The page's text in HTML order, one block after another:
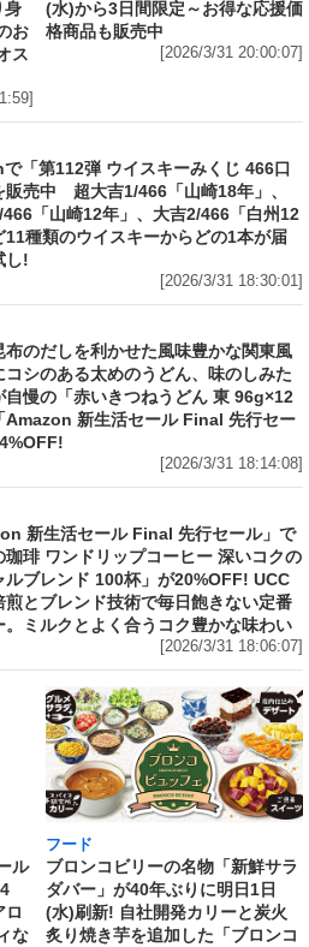
身
お
ス
(水)から3日間限定～お得な応援価
格商品も販売中
[2026/3/31 20:00:07]
「第112弾 ウイスキーみくじ 466口
販売中 超大吉1/466「山崎18年」、
466「山崎12年」、大吉2/466「白州12
11種類のウイスキーからどの1本が届
し!
[2026/3/31 18:30:01]
布のだしを利かせた風味豊かな関東風
コシのある太めのうどん、味のしみた
自慢の「赤いきつねうどん 東 96g×12
Amazon 新生活セール Final 先行セー
[2026/3/31 18:14:08]
新生活セール Final 先行セール」で
珈琲 ワンドリップコーヒー 深いコクの
ルブレンド 100杯」が20%OFF! UCC
煎とブレンド技術で毎日飽きない定番
。ミルクとよく合うコク豊かな味わい
[2026/3/31 18:06:07]
ル
ロ
な
フード
ブロンコビリーの名物「新鮮サラ
ダバー」が40年ぶりに明日1日
(水)刷新! 自社開発カリーと炭火
炙り焼き芋を追加した「ブロンコ